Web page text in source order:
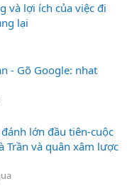
và lợi ích của việc đi
lại
- Gõ Google: nhat
lớn đầu tiên-cuộc
Trần và quân xâm lược